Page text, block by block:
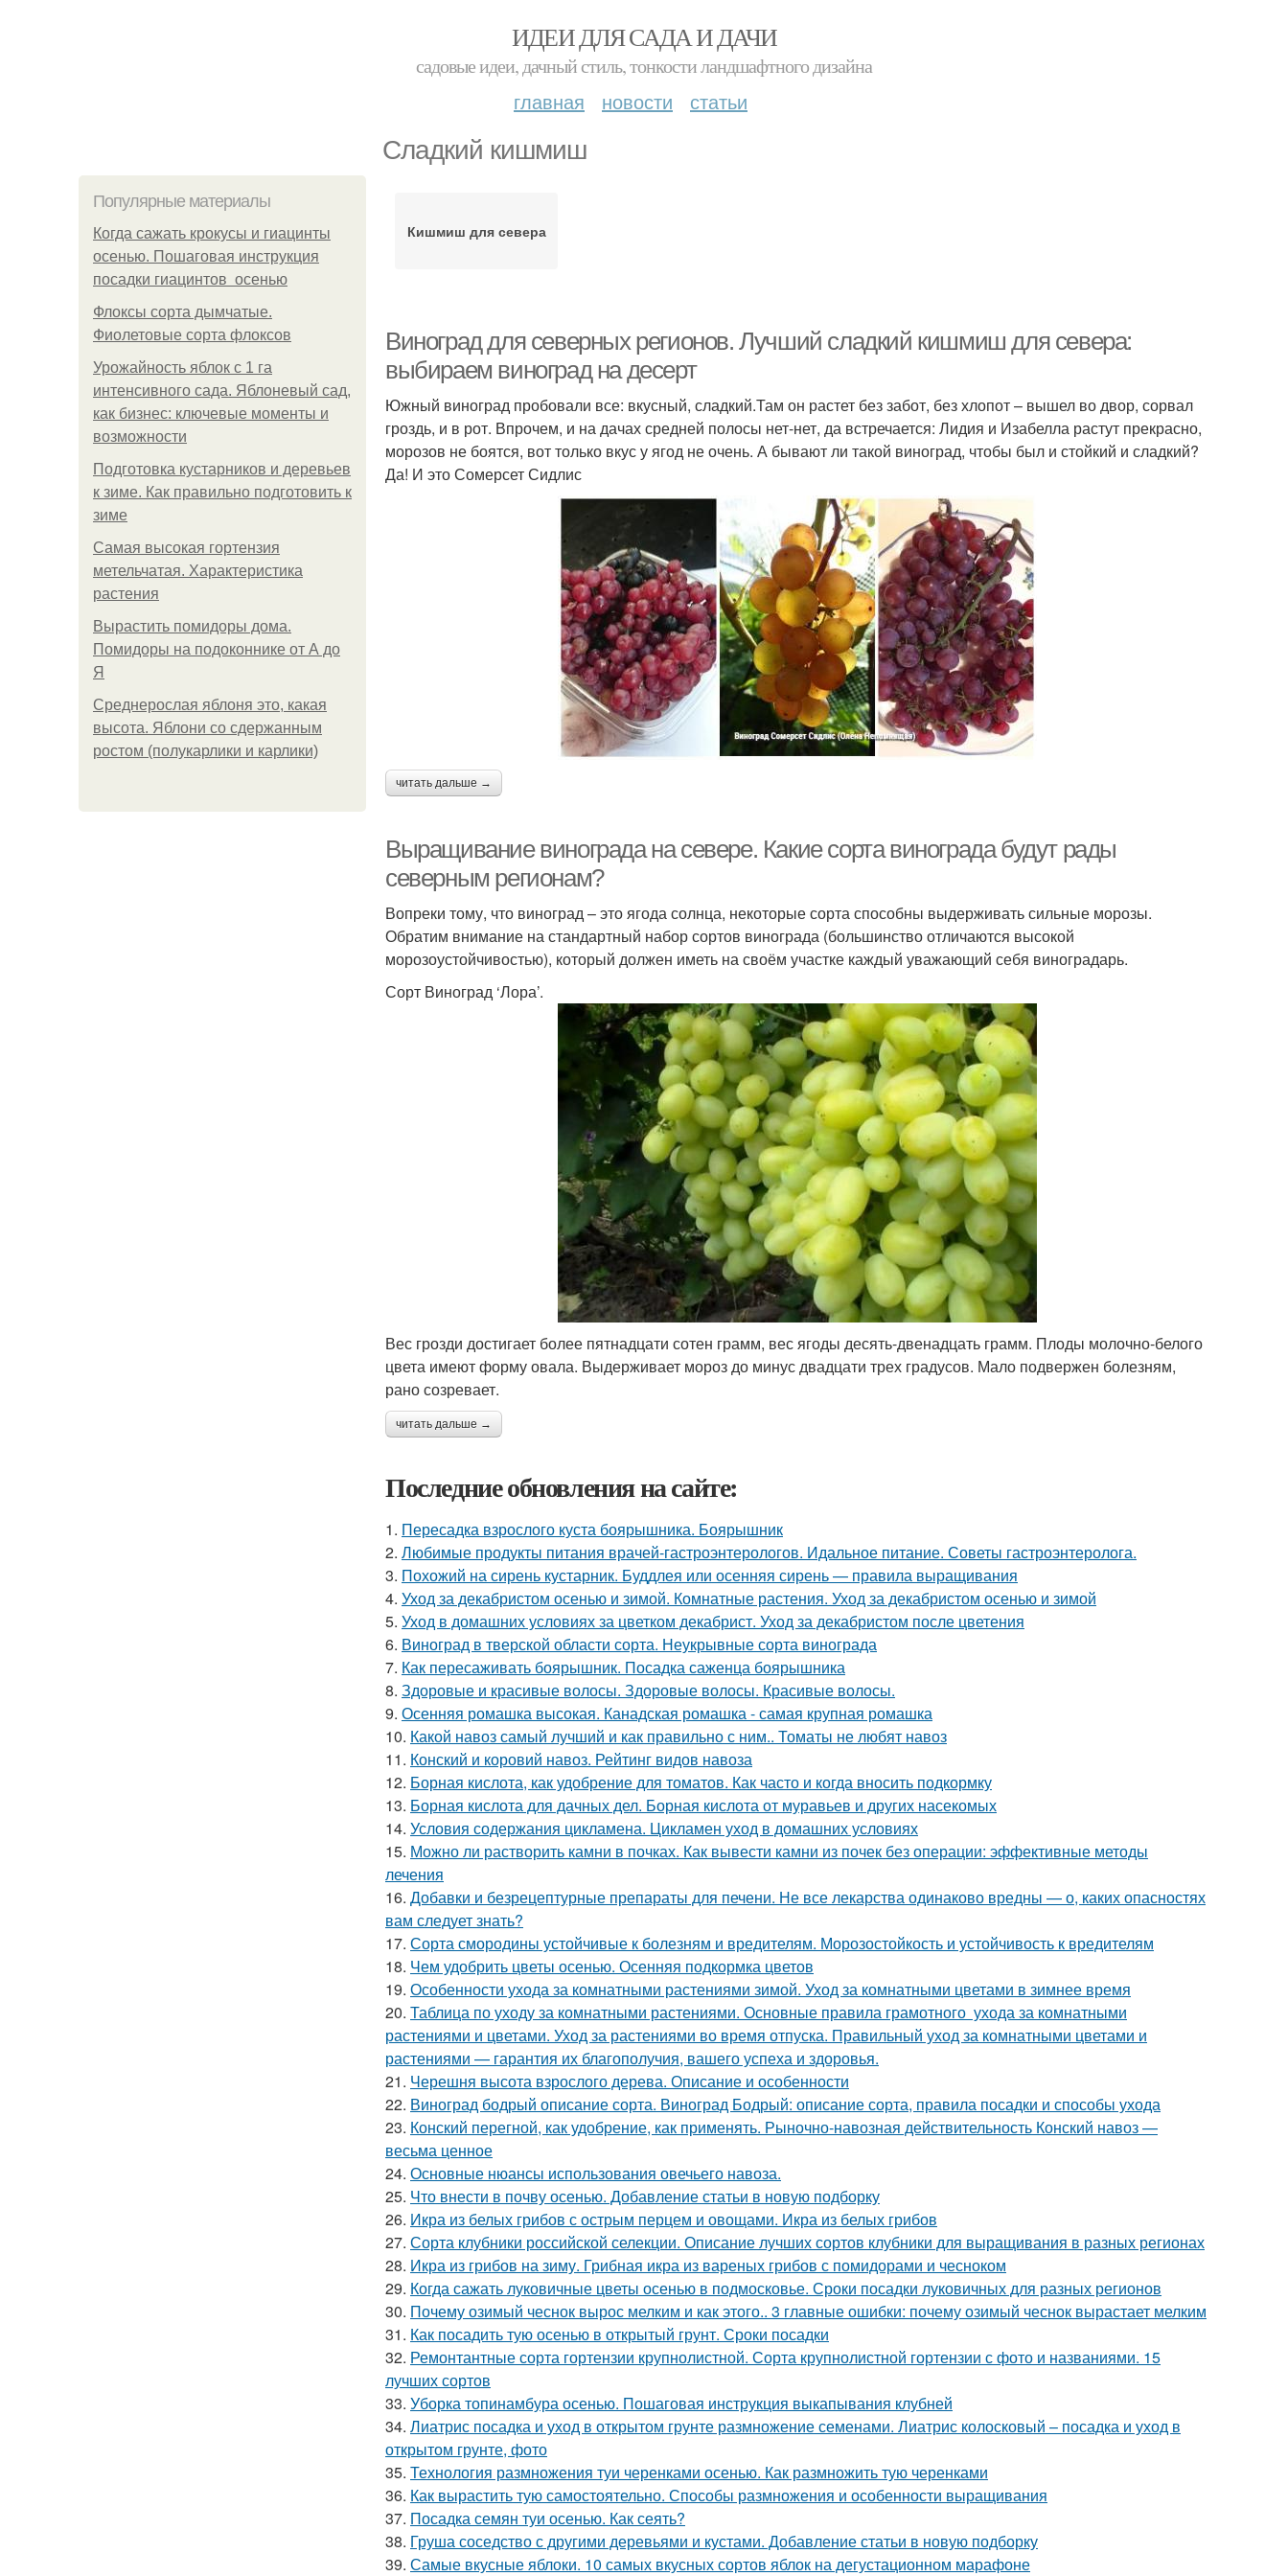
ИДЕИ ДЛЯ САДА И ДАЧИ
садовые идеи, дачный стиль, тонкости ландшафтного дизайна
главная новости статьи
Сладкий кишмиш
Популярные материалы
Когда сажать крокусы и гиацинты
осенью. Пошаговая инструкция
посадки гиацинтов осенью
Флоксы сорта дымчатые.
Фиолетовые сорта флоксов
Урожайность яблок с 1 га
интенсивного сада. Яблоневый сад,
как бизнес: ключевые моменты и
возможности
Подготовка кустарников и деревьев
к зиме. Как правильно подготовить к
зиме
Самая высокая гортензия
метельчатая. Характеристика
растения
Вырастить помидоры дома.
Помидоры на подоконнике от А до
Я
Среднерослая яблоня это, какая
высота. Яблони со сдержанным
ростом (полукарлики и карлики)
Кишмиш для севера
Виноград для северных регионов. Лучший сладкий кишмиш для севера:
выбираем виноград на десерт
Южный виноград пробовали все: вкусный, сладкий.Там он растет без забот, без хлопот – вышел во двор, сорвал
гроздь, и в рот. Впрочем, и на дачах средней полосы нет-нет, да встречается: Лидия и Изабелла растут прекрасно,
морозов не боятся, вот только вкус у ягод не очень. А бывают ли такой виноград, чтобы был и стойкий и сладкий?
Да! И это Сомерсет Сидлис
читать дальше →
Выращивание винограда на севере. Какие сорта винограда будут рады
северным регионам?
Вопреки тому, что виноград – это ягода солнца, некоторые сорта способны выдерживать сильные морозы.
Обратим внимание на стандартный набор сортов винограда (большинство отличаются высокой
морозоустойчивостью), который должен иметь на своём участке каждый уважающий себя виноградарь.
Сорт Виноград ‘Лора’.
Вес грозди достигает более пятнадцати сотен грамм, вес ягоды десять-двенадцать грамм. Плоды молочно-белого
цвета имеют форму овала. Выдерживает мороз до минус двадцати трех градусов. Мало подвержен болезням,
рано созревает.
читать дальше →
Последние обновления на сайте:
1. Пересадка взрослого куста боярышника. Боярышник
2. Любимые продукты питания врачей-гастроэнтерологов. Идальное питание. Советы гастроэнтеролога.
3. Похожий на сирень кустарник. Буддлея или осенняя сирень — правила выращивания
4. Уход за декабристом осенью и зимой. Комнатные растения. Уход за декабристом осенью и зимой
5. Уход в домашних условиях за цветком декабрист. Уход за декабристом после цветения
6. Виноград в тверской области сорта. Неукрывные сорта винограда
7. Как пересаживать боярышник. Посадка саженца боярышника
8. Здоровые и красивые волосы. Здоровые волосы. Красивые волосы.
9. Осенняя ромашка высокая. Канадская ромашка - самая крупная ромашка
10. Какой навоз самый лучший и как правильно с ним.. Томаты не любят навоз
11. Конский и коровий навоз. Рейтинг видов навоза
12. Борная кислота, как удобрение для томатов. Как часто и когда вносить подкормку
13. Борная кислота для дачных дел. Борная кислота от муравьев и других насекомых
14. Условия содержания цикламена. Цикламен уход в домашних условиях
15. Можно ли растворить камни в почках. Как вывести камни из почек без операции: эффективные методы
лечения
16. Добавки и безрецептурные препараты для печени. Не все лекарства одинаково вредны — о, каких опасностях
вам следует знать?
17. Сорта смородины устойчивые к болезням и вредителям. Морозостойкость и устойчивость к вредителям
18. Чем удобрить цветы осенью. Осенняя подкормка цветов
19. Особенности ухода за комнатными растениями зимой. Уход за комнатными цветами в зимнее время
20. Таблица по уходу за комнатными растениями. Основные правила грамотного ухода за комнатными
растениями и цветами. Уход за растениями во время отпуска. Правильный уход за комнатными цветами и
растениями — гарантия их благополучия, вашего успеха и здоровья.
21. Черешня высота взрослого дерева. Описание и особенности
22. Виноград бодрый описание сорта. Виноград Бодрый: описание сорта, правила посадки и способы ухода
23. Конский перегной, как удобрение, как применять. Рыночно-навозная действительность Конский навоз —
весьма ценное
24. Основные нюансы использования овечьего навоза.
25. Что внести в почву осенью. Добавление статьи в новую подборку
26. Икра из белых грибов с острым перцем и овощами. Икра из белых грибов
27. Сорта клубники российской селекции. Описание лучших сортов клубники для выращивания в разных регионах
28. Икра из грибов на зиму. Грибная икра из вареных грибов с помидорами и чесноком
29. Когда сажать луковичные цветы осенью в подмосковье. Сроки посадки луковичных для разных регионов
30. Почему озимый чеснок вырос мелким и как этого.. 3 главные ошибки: почему озимый чеснок вырастает мелким
31. Как посадить тую осенью в открытый грунт. Сроки посадки
32. Ремонтантные сорта гортензии крупнолистной. Сорта крупнолистной гортензии с фото и названиями. 15
лучших сортов
33. Уборка топинамбура осенью. Пошаговая инструкция выкапывания клубней
34. Лиатрис посадка и уход в открытом грунте размножение семенами. Лиатрис колосковый – посадка и уход в
открытом грунте, фото
35. Технология размножения туи черенками осенью. Как размножить тую черенками
36. Как вырастить тую самостоятельно. Способы размножения и особенности выращивания
37. Посадка семян туи осенью. Как сеять?
38. Груша соседство с другими деревьями и кустами. Добавление статьи в новую подборку
39. Самые вкусные яблоки. 10 самых вкусных сортов яблок на дегустационном марафоне